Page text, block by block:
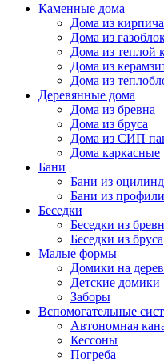
Каменные дома
Дома из кирпича
Дома из
Дома из теплой
Дома из
Дома из
Деревянные дома
Дома из бревна
Дома из бруса
Дома из СИП
Дома каркасные
Бани
Бани из
Бани из
Беседки
Беседки из
Беседки из бруса
Малые формы
Домики на
Детские домики
Заборы
Вспомогательные
Автономная
Кессоны
Погреба